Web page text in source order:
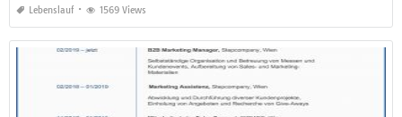
Lebenslauf 1569 Views